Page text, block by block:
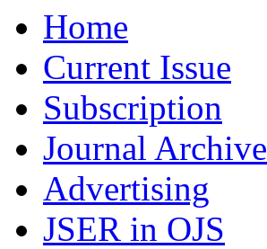
Home
Current Issue
Subscription
Journal Archive
Advertising
JSER in OJS